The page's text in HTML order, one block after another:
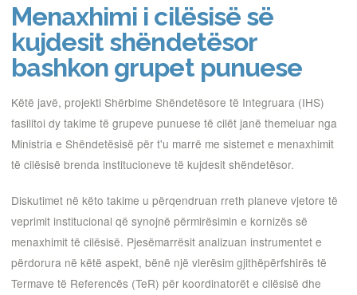
Menaxhimi i cilësisë së
kujdesit shëndetësor
bashkon grupet punuese
Këtë javë, projekti Shërbime Shëndetësore të Integruara (IHS)
fasilitoi dy takime të grupeve punuese të cilët janë themeluar nga
Ministria e Shëndetësisë për t'u marrë me sistemet e menaxhimit
të cilësisë brenda institucioneve të kujdesit shëndetësor.
Diskutimet në këto takime u përqendruan rreth planeve vjetore të
veprimit institucional që synojnë përmirësimin e kornizës së
menaxhimit të cilësisë. Pjesëmarrësit analizuan instrumentet e
përdorura në këtë aspekt, bënë një vlerësim gjithëpërfshirës të
Termave të Referencës (TeR) për koordinatorët e cilësisë dhe